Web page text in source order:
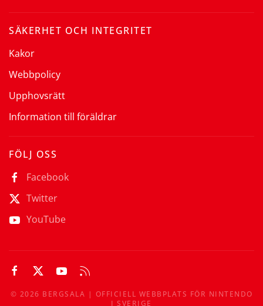
SÄKERHET OCH INTEGRITET
Kakor
Webbpolicy
Upphovsrätt
Information till föräldrar
FÖLJ OSS
Facebook
Twitter
YouTube
© 2026 BERGSALA | OFFICIELL WEBBPLATS FÖR NINTENDO
I SVERIGE